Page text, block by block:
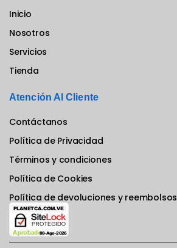
Inicio
Nosotros
Servicios
Tienda
Atención Al Cliente
Contáctanos
Política de Privacidad
Términos y condiciones
Política de Cookies
Política de devoluciones y reembolsos